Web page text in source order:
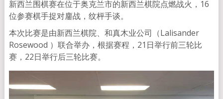
新西兰围棋赛在位于奥克兰市的新西兰棋院点燃战火， 16
位参赛棋手捉对鏖战，纹枰手谈。
本次比赛是由新西兰棋院、和真木业公司（Lalisander
Rosewood ）联合举办，根据赛程，21日举行前三轮比
赛， 22日举行后三轮比赛。